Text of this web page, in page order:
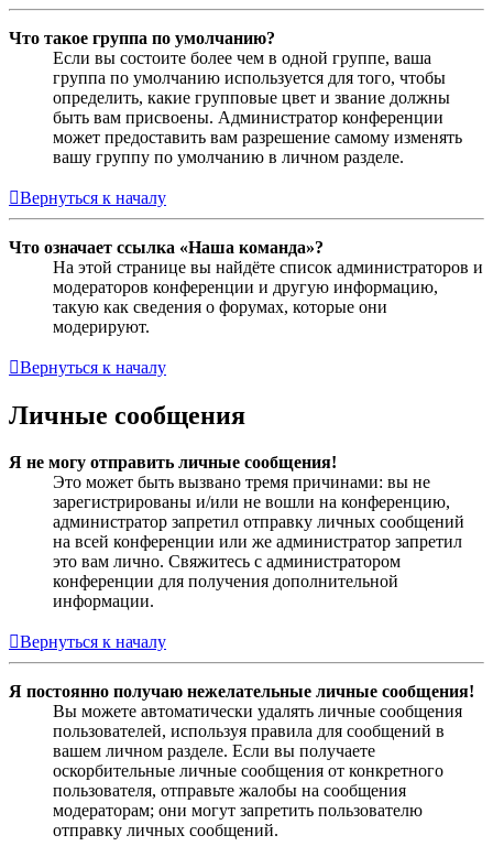
Что такое группа по умолчанию?
Если вы состоите более чем в одной группе, ваша
группа по умолчанию используется для того, чтобы
определить, какие групповые цвет и звание должны
быть вам присвоены. Администратор конференции
может предоставить вам разрешение самому изменять
вашу группу по умолчанию в личном разделе.
Вернуться к началу
Что означает ссылка «Наша команда»?
На этой странице вы найдёте список администраторов и
модераторов конференции и другую информацию,
такую как сведения о форумах, которые они
модерируют.
Вернуться к началу
Личные сообщения
Я не могу отправить личные сообщения!
Это может быть вызвано тремя причинами: вы не
зарегистрированы и/или не вошли на конференцию,
администратор запретил отправку личных сообщений
на всей конференции или же администратор запретил
это вам лично. Свяжитесь с администратором
конференции для получения дополнительной
информации.
Вернуться к началу
Я постоянно получаю нежелательные личные сообщения!
Вы можете автоматически удалять личные сообщения
пользователей, используя правила для сообщений в
вашем личном разделе. Если вы получаете
оскорбительные личные сообщения от конкретного
пользователя, отправьте жалобы на сообщения
модераторам; они могут запретить пользователю
отправку личных сообщений.